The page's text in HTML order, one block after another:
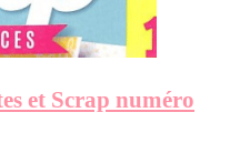
et Scrap numéro